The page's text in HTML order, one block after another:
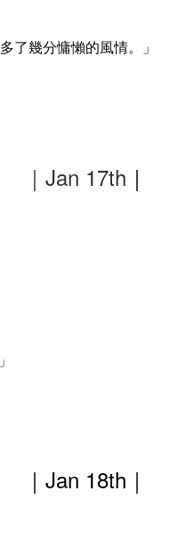
了幾分慵懶的風情。」
｜Jan 17th ｜
｜Jan 18th ｜